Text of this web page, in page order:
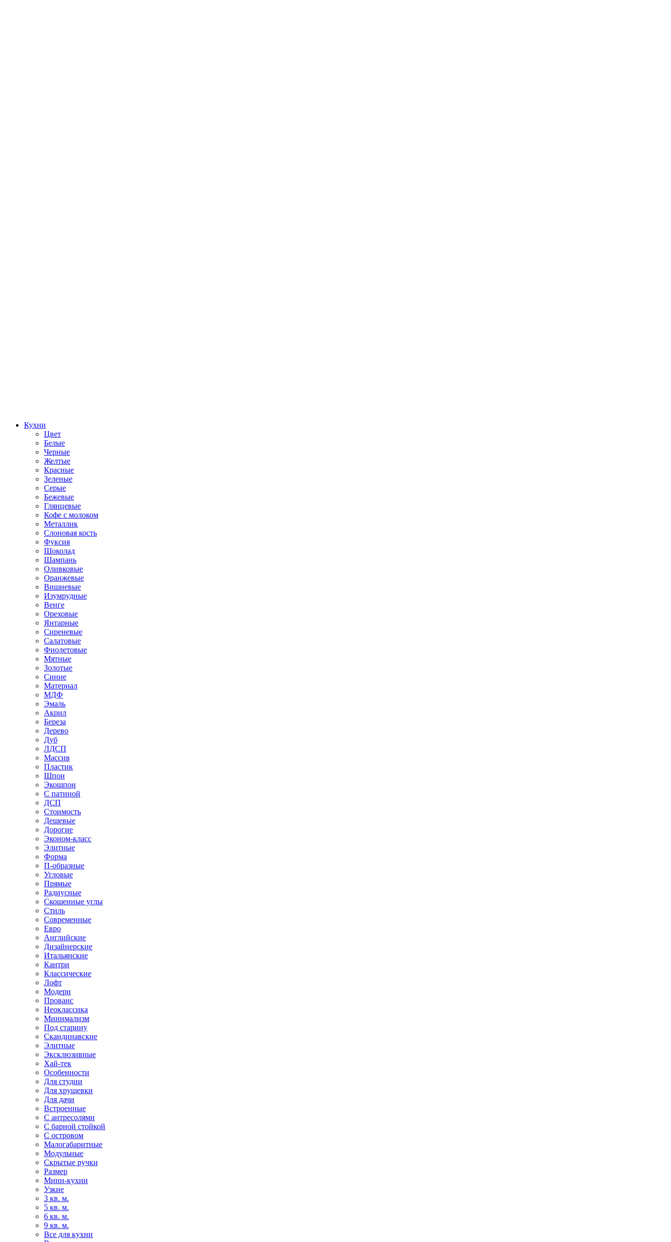
Кухни
Цвет
Белые
Черные
Желтые
Красные
Зеленые
Серые
Бежевые
Глянцевые
Кофе с молоком
Металлик
Слоновая кость
Фуксия
Шоколад
Шампань
Оливковые
Оранжевые
Вишневые
Изумрудные
Венге
Ореховые
Янтарные
Сиреневые
Салатовые
Фиолетовые
Мятные
Золотые
Синие
Материал
МДФ
Эмаль
Акрил
Береза
Дерево
Дуб
ЛДСП
Массив
Пластик
Шпон
Экошпон
С патиной
ДСП
Стоимость
Дешевые
Дорогие
Эконом-класс
Элитные
Форма
П-образные
Угловые
Прямые
Радиусные
Скошенные углы
Стиль
Современные
Евро
Английские
Дизайнерские
Итальянские
Кантри
Классические
Лофт
Модерн
Прованс
Неоклассика
Минимализм
Под старину
Скандинавские
Элитные
Эксклюзивные
Хай-тек
Особенности
Для студии
Для хрущевки
Для дачи
Встроенные
С антресолями
С барной стойкой
С островом
Малогабаритные
Модульные
Скрытые ручки
Размер
Мини-кухни
Узкие
3 кв. м.
5 кв. м.
6 кв. м.
9 кв. м.
Все для кухни